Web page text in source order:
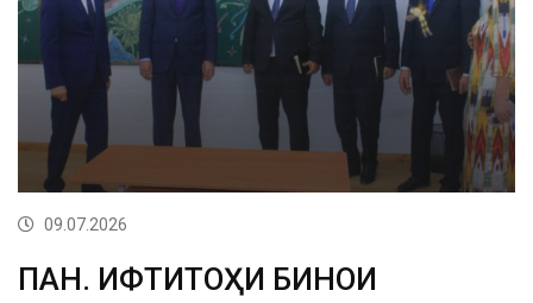
09.07.2026
ПАНҶ. ИФТИТОҲИ БИНОИ